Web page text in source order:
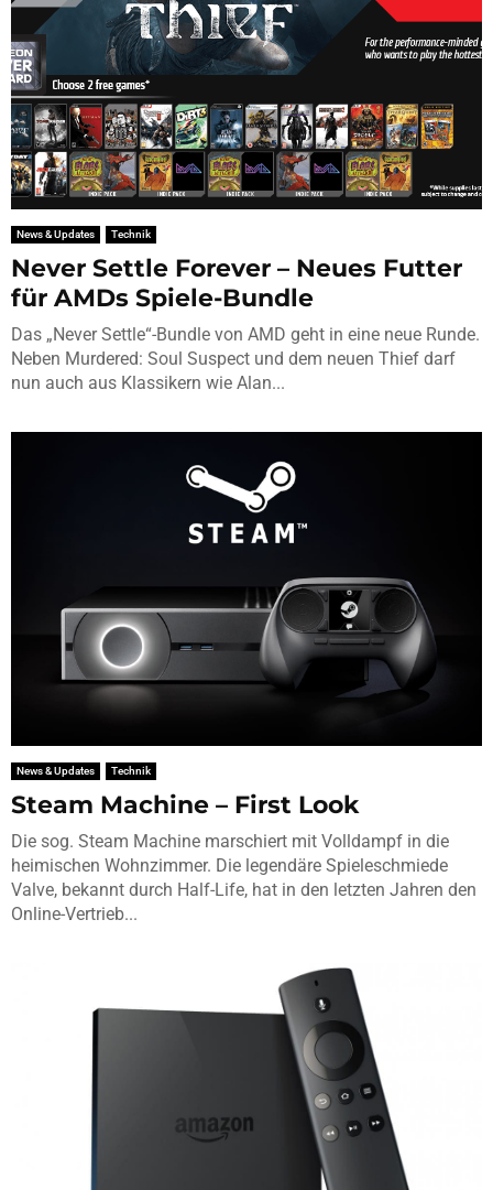
News & Updates Technik
Never Settle Forever – Neues Futter
für AMDs Spiele-Bundle
Das „Never Settle“-Bundle von AMD geht in eine neue Runde.
Neben Murdered: Soul Suspect und dem neuen Thief darf
nun auch aus Klassikern wie Alan...
News & Updates Technik
Steam Machine – First Look
Die sog. Steam Machine marschiert mit Volldampf in die
heimischen Wohnzimmer. Die legendäre Spieleschmiede
Valve, bekannt durch Half-Life, hat in den letzten Jahren den
Online-Vertrieb...